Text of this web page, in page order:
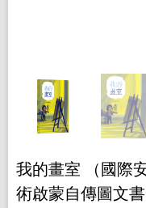
我的畫室 （國際
術啟蒙自傳圖文書